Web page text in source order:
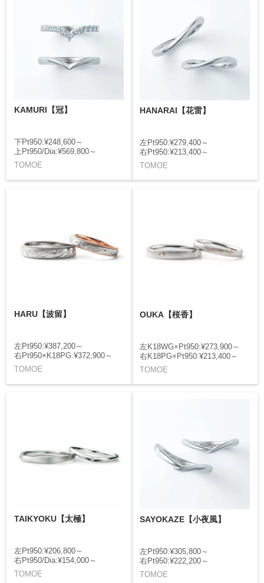
KAMURI【冠】
下Pt950:¥248,600～
上Pt950/Dia:¥569,800～
TOMOE
HANARAI【花雷】
左Pt950:¥279,400～
右Pt950:¥213,400～
TOMOE
HARU【波留】
左Pt950:¥387,200～
右Pt950×K18PG:¥372,900～
TOMOE
OUKA【桜香】
左K18WG×Pt950:¥273,900～
右K18PG×Pt950:¥213,400～
TOMOE
TAIKYOKU【太極】
左Pt950:¥206,800～
右Pt950/Dia:¥154,000～
TOMOE
SAYOKAZE【小夜風】
左Pt950:¥305,800～
右Pt950:¥222,200～
TOMOE